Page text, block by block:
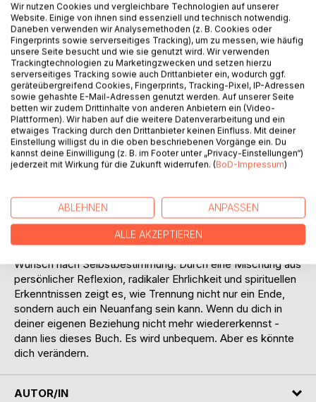
Auf die Merkliste
Titel bewerten
BESCHREIBUNG
anderer verliert - und schließlich den Mut findet, ihre
eigene Wahrheit zu wählen.
Das Buch beleuchtet die Auswirkungen kultureller
Prägungen, emotionale Abhängigkeiten und den tiefen
Wunsch nach Selbstbestimmung. Durch eine Mischung aus
persönlicher Reflexion, radikaler Ehrlichkeit und spirituellen
Erkenntnissen zeigt es, wie Trennung nicht nur ein Ende,
sondern auch ein Neuanfang sein kann. Wenn du dich in
deiner eigenen Beziehung nicht mehr wiedererkennst -
dann lies dieses Buch. Es wird unbequem. Aber es könnte
dich verändern.
AUTOR/IN
Wir nutzen Cookies und vergleichbare Technologien auf unserer
Website. Einige von ihnen sind essenziell und technisch notwendig.
Daneben verwenden wir Analysemethoden (z. B. Cookies oder
Fingerprints sowie serverseitiges Tracking), um zu messen, wie häufig
unsere Seite besucht und wie sie genutzt wird. Wir verwenden
Trackingtechnologien zu Marketingzwecken und setzen hierzu
serverseitiges Tracking sowie auch Drittanbieter ein, wodurch ggf.
geräteübergreifend Cookies, Fingerprints, Tracking-Pixel, IP-Adressen
sowie gehashte E-Mail-Adressen genutzt werden. Auf unserer Seite
betten wir zudem Drittinhalte von anderen Anbietern ein (Video-
Plattformen). Wir haben auf die weitere Datenverarbeitung und ein
etwaiges Tracking durch den Drittanbieter keinen Einfluss. Mit deiner
Einstellung willigst du in die oben beschriebenen Vorgänge ein. Du
kannst deine Einwilligung (z. B. im Footer unter „Privacy-Einstellungen“)
jederzeit mit Wirkung für die Zukunft widerrufen. (BoD-Impressum)
ABLEHNEN ANPASSEN
ALLE AKZEPTIEREN